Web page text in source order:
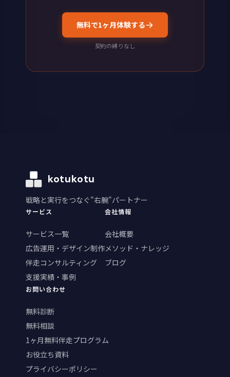
無料で1ヶ月体験する
契約の縛りなし
kotukotu
戦略と実行をつなぐ"右腕"パートナー
サービス
サービス一覧
広告運用・デザイン制作
伴走コンサルティング
支援実績・事例
会社情報
会社概要
メソッド・ナレッジ
ブログ
お問い合わせ
無料診断
無料相談
1ヶ月無料伴走プログラム
お役立ち資料
プライバシーポリシー